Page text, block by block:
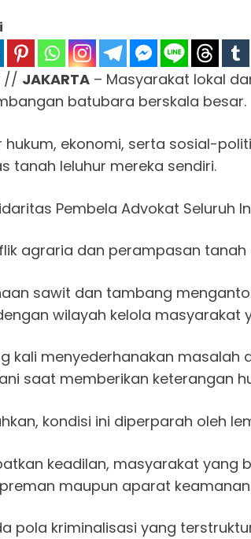
// JAKARTA – Masyarakat lokal
batubara berskala besar.
hukum, ekonomi, serta sosial-
tanah leluhur mereka sendiri.
Pembela Advokat Seluruh
agraria dan perampasan
sawit dan tambang
wilayah kelola
kali menyederhanakan
saat memberikan keterangan
kondisi ini diperparah oleh
keadilan, masyarakat yang
maupun aparat
pola kriminalisasi yang